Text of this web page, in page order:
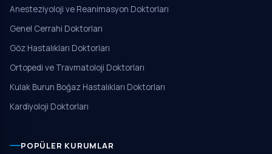
Anesteziyoloji ve Reanimasyon Doktorları
Genel Cerrahi Doktorları
Göz Hastalıkları Doktorları
Ortopedi ve Travmatoloji Doktorları
Kulak Burun Boğaz Hastalıkları Doktorları
Kardiyoloji Doktorları
POPÜLER KURUMLAR